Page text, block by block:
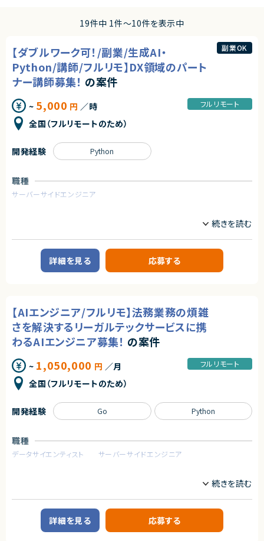
19件中 1件〜10件を表示中
【ダブルワーク可！/副業/生成AI・
Python/講師/フルリモ】DX領域のパート
ナー講師募集！ の案件
~ 5,000 円 ／時
全国（フルリモートのため）
フルリモート
副業OK
職種
サーバーサイドエンジニア
教育を軸に人材領域で企業のDXを支援しており、
これまで15万人以上の受講生から約1,000社の企業の DX 推進をサポート
してきた企業様です。
企業のDX推進を実現するために、人材の要件定義から育成ロードマップの
策定、アセスメント・スキル可視化など様々なサービスからその他、AI モデル
てきた実績がございます。
【業務概要】
個社向け企業研修のメイン講師業務またはサポーター業務。講義はメイン
まずはサポート役として参画し、業務に慣れてきたらメイン講師としてご登
壇いただきます。
研修は基本的に法人のお客様に向けて実施しております。
・稼働日数：シフト制/毎月変動有
※本業に合わせて柔軟に調整が可能
※現在ご参画されている講師の方々は月1~4回程度のご登壇をされており
・稼働時間帯：平日日中（9:30~17:30）
※講座のほとんどが自宅からのオンライン形式のため、リモートワークが基
本です。
- 受講者からの質問の対応や、トラブルが発生した受講生に対してサポート
- グループワークなどを行う際に、進捗の確認や技術的なアドバイスを行い
②研修の登壇業務
開発経験 Python
詳細を見る 応募する
【AIエンジニア/フルリモ】法務業務の煩雑
さを解決するリーガルテックサービスに携
わるAIエンジニア募集！ の案件
~ 1,050,000 円 ／月
全国（フルリモートのため）
フルリモート
職種
データサイエンティスト サーバーサイドエンジニア
テクノロジーを活用し、法務業務の効率化・自動化を推進するリーガルテッ
【業務内容】
生成AIや大規模言語モデルの応用に関する開発及び運用
開発経験 Go Python
詳細を見る 応募する